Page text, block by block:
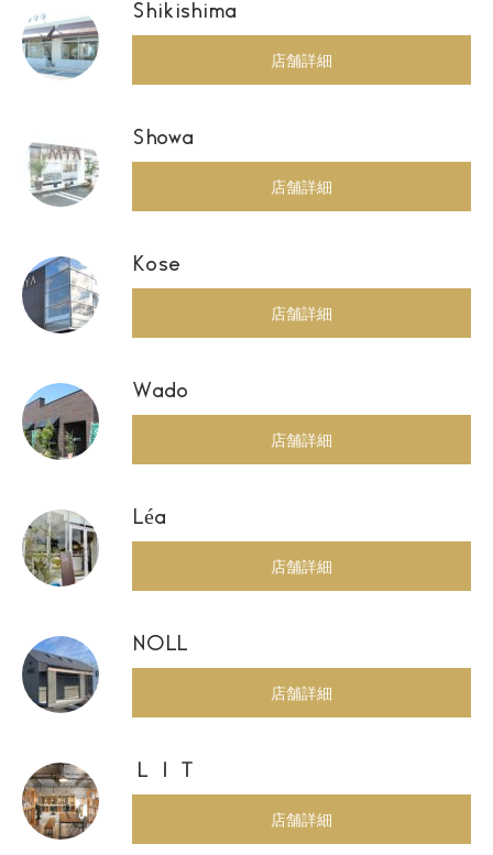
Shikishima
店舗詳細
Showa
店舗詳細
Kose
店舗詳細
Wado
店舗詳細
Léa
店舗詳細
NOLL
店舗詳細
ＬＩＴ
店舗詳細